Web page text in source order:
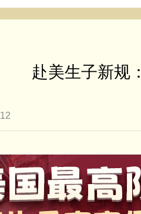
赴美生子新规